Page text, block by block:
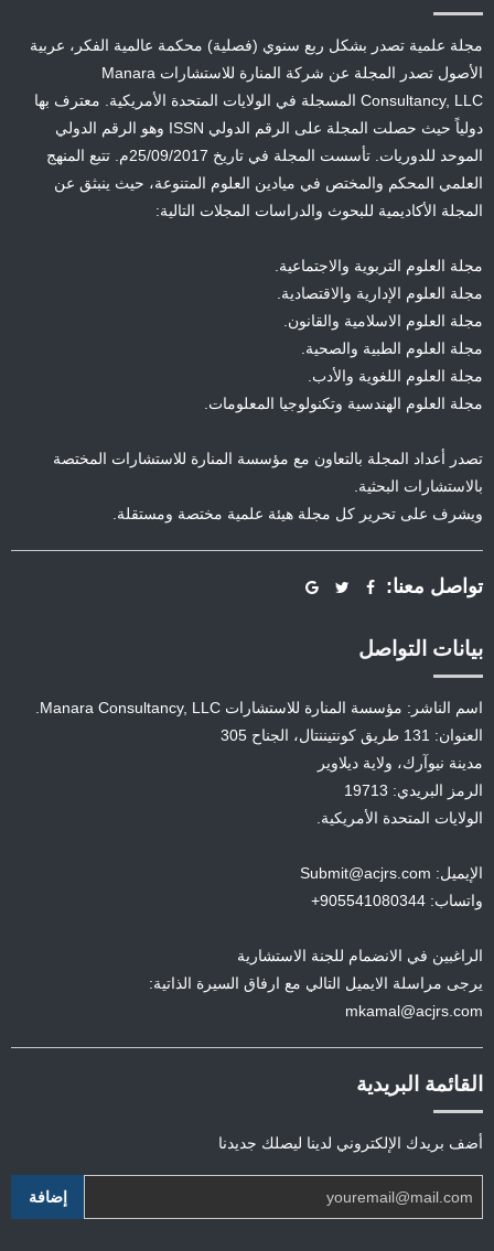
مجلة علمية تصدر بشكل ربع سنوي (فصلية) محكمة عالمية الفكر، عربية
الأصول تصدر المجلة عن شركة المنارة للاستشارات Manara
Consultancy, LLC المسجلة في الولايات المتحدة الأمريكية. معترف بها
دولياً حيث حصلت المجلة على الرقم الدولي ISSN وهو الرقم الدولي
الموحد للدوريات. تأسست المجلة في تاريخ 25/09/2017م. تتبع المنهج
العلمي المحكم والمختص في ميادين العلوم المتنوعة، حيث ينبثق عن
المجلة الأكاديمية للبحوث والدراسات المجلات التالية:
مجلة العلوم التربوية والاجتماعية.
مجلة العلوم الإدارية والاقتصادية.
مجلة العلوم الاسلامية والقانون.
مجلة العلوم الطبية والصحية.
مجلة العلوم اللغوية والأدب.
مجلة العلوم الهندسية وتكنولوجيا المعلومات.
تصدر أعداد المجلة بالتعاون مع مؤسسة المنارة للاستشارات المختصة
بالاستشارات البحثية.
ويشرف على تحرير كل مجلة هيئة علمية مختصة ومستقلة.
تواصل معنا:
بيانات التواصل
اسم الناشر: مؤسسة المنارة للاستشارات Manara Consultancy, LLC.
العنوان: 131 طريق كونتيننتال، الجناح 305
مدينة نيوآرك، ولاية ديلاوير
الرمز البريدي: 19713
الولايات المتحدة الأمريكية.
الإيميل: Submit@acjrs.com
واتساب: 905541080344+
الراغبين في الانضمام للجنة الاستشارية
يرجى مراسلة الايميل التالي مع ارفاق السيرة الذاتية:
mkamal@acjrs.com
القائمة البريدية
أضف بريدك الإلكتروني لدينا ليصلك جديدنا